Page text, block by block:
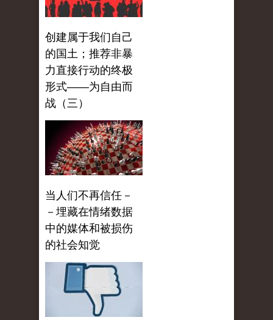
创建属于我们自己
的国土；推荐非暴
力直接行动的终极
形式——为自由而
战（三）
当人们不再信任－
－埋藏在情绪数据
中的媒体和被损伤
的社会知觉